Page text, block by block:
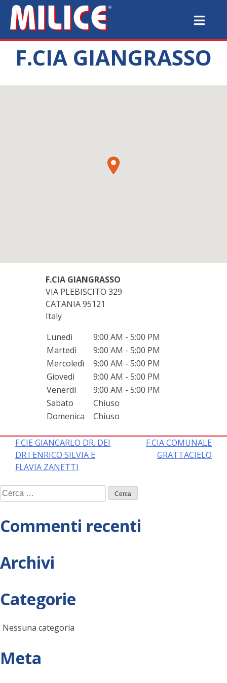
F.CIA GIANGRASSO
F.CIA GIANGRASSO
VIA PLEBISCITO 329
CATANIA95121
Italy
Lunedì
9:00 AM - 5:00 PM
Martedì
9:00 AM - 5:00 PM
Mercoledì
9:00 AM - 5:00 PM
Giovedì
9:00 AM - 5:00 PM
Venerdì
9:00 AM - 5:00 PM
Sabato
Chiuso
Domenica
Chiuso
Navigazione
articoli
F.CIE GIANCARLO DR. DEI
DR.I ENRICO SILVIA E
FLAVIA ZANETTI
F.CIA COMUNALE
GRATTACIELO
Ricerca
per:
Commenti recenti
Archivi
Categorie
Nessuna categoria
Meta